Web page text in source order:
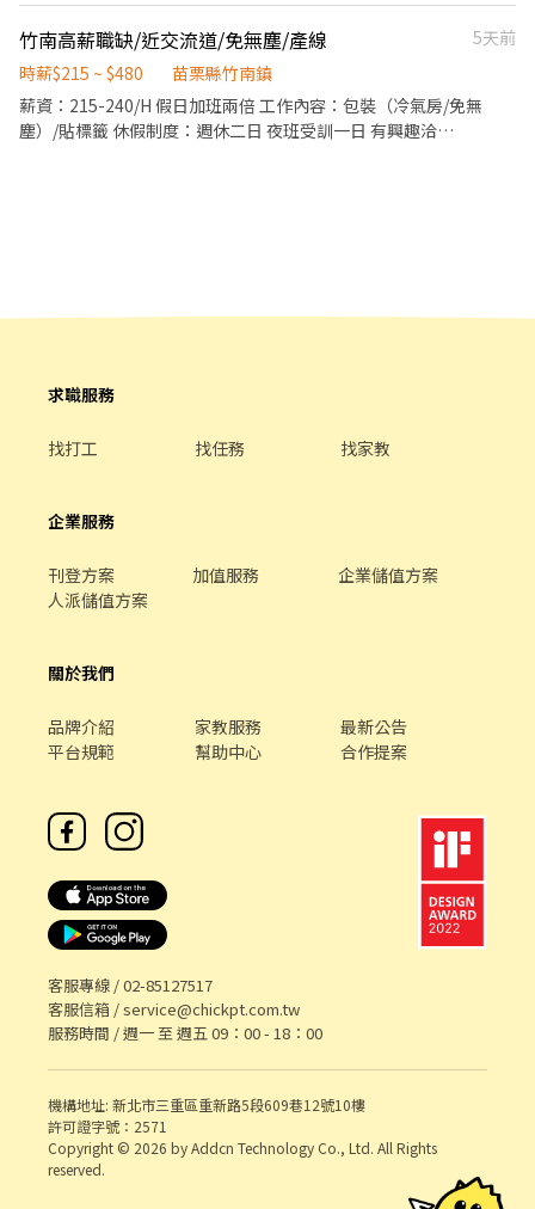
竹南高薪職缺/近交流道/免無塵/產線
5天前
時薪$215 ~ $480
苗栗縣竹南鎮
薪資：215-240/H 假日加班兩倍 工作內容：包裝（冷氣房/免無
塵）/貼標籤 休假制度：週休二日 夜班受訓一日 有興趣洽
求職服務
找打工 找任務 找家教
企業服務
刊登方案 加值服務
企業儲值方案
人派儲值方案
關於我們
品牌介紹 家教服務
最新公告
平台規範
幫助中心 合作提案
客服專線 /02-85127517
客服信箱 /service@chickpt.com.tw
服務時間 / 週一 至 週五 09：00 - 18：00
機構地址: 新北市三重區重新路5段609巷12號10樓
許可證字號：2571
Copyright © 2026 by Addcn Technology Co., Ltd. All Rights
reserved.